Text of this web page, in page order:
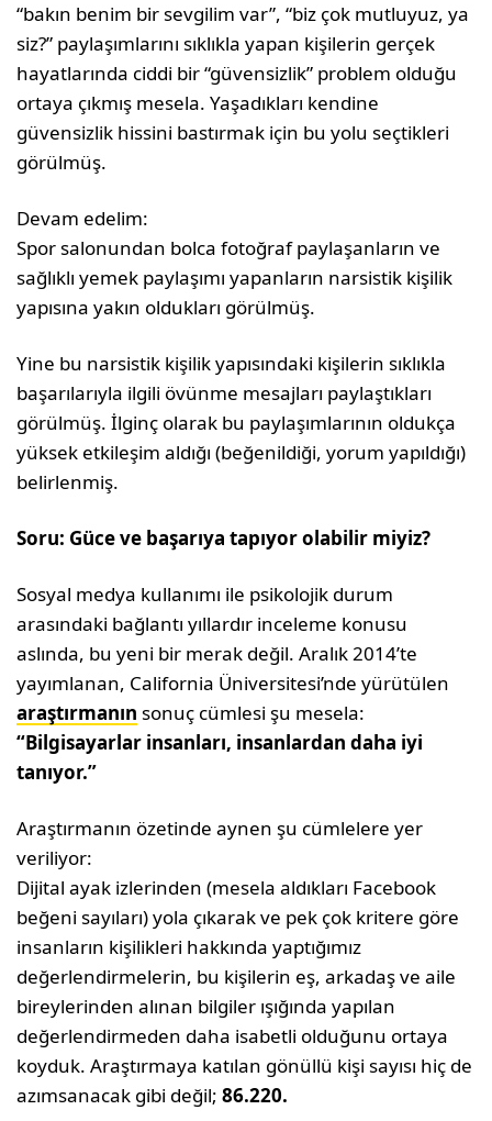
“bakın benim bir sevgilim var”, “biz çok mutluyuz, ya
siz?” paylaşımlarını sıklıkla yapan kişilerin gerçek
hayatlarında ciddi bir “güvensizlik” problem olduğu
ortaya çıkmış mesela. Yaşadıkları kendine
güvensizlik hissini bastırmak için bu yolu seçtikleri
görülmüş.
Devam edelim:
Spor salonundan bolca fotoğraf paylaşanların ve
sağlıklı yemek paylaşımı yapanların narsistik kişilik
yapısına yakın oldukları görülmüş.
Yine bu narsistik kişilik yapısındaki kişilerin sıklıkla
başarılarıyla ilgili övünme mesajları paylaştıkları
görülmüş. İlginç olarak bu paylaşımlarının oldukça
yüksek etkileşim aldığı (beğenildiği, yorum yapıldığı)
belirlenmiş.
Soru: Güce ve başarıya tapıyor olabilir miyiz?
Sosyal medya kullanımı ile psikolojik durum
arasındaki bağlantı yıllardır inceleme konusu
aslında, bu yeni bir merak değil. Aralık 2014’te
yayımlanan, California Üniversitesi’nde yürütülen
araştırmanın sonuç cümlesi şu mesela:
“Bilgisayarlar insanları, insanlardan daha iyi
tanıyor.”
Araştırmanın özetinde aynen şu cümlelere yer
veriliyor:
Dijital ayak izlerinden (mesela aldıkları Facebook
beğeni sayıları) yola çıkarak ve pek çok kritere göre
insanların kişilikleri hakkında yaptığımız
değerlendirmelerin, bu kişilerin eş, arkadaş ve aile
bireylerinden alınan bilgiler ışığında yapılan
değerlendirmeden daha isabetli olduğunu ortaya
koyduk. Araştırmaya katılan gönüllü kişi sayısı hiç de
azımsanacak gibi değil;86.220.